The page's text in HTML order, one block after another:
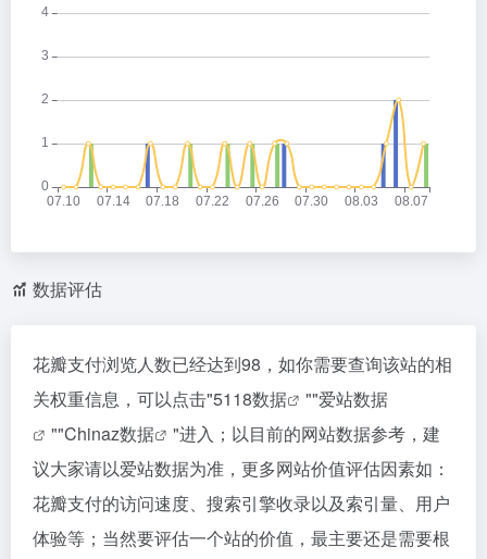
数据评估
花瓣支付浏览人数已经达到98，如你需要查询该站的相
关权重信息，可以点击"5118数据 ""爱站数据
""Chinaz数据
"进入；以目前的网站数据参考，建
议大家请以爱站数据为准，更多网站价值评估因素如：
花瓣支付的访问速度、搜索引擎收录以及索引量、用户
体验等；当然要评估一个站的价值，最主要还是需要根